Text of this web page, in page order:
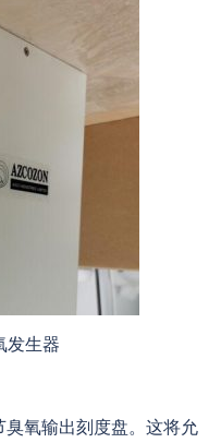
发生器
氧输出刻度盘。这将允